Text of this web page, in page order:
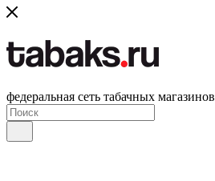
федеральная сеть табачных магазинов